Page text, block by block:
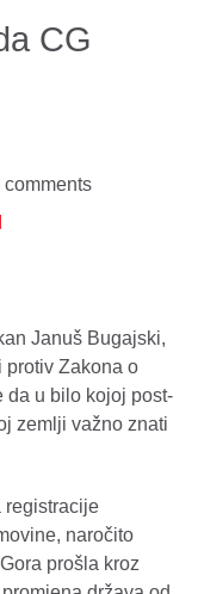
CG
comments
Januš Bugajski,
protiv Zakona o
da u bilo kojoj post-
zemlji važno znati
registracije
naročito
prošla kroz